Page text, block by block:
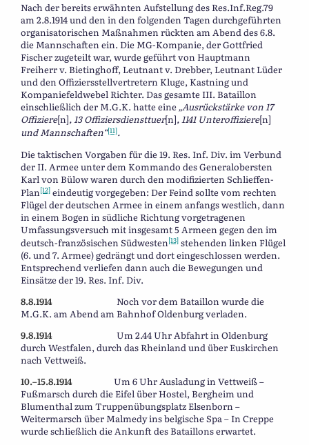
Nach der bereits erwähnten Aufstellung des Res.Inf.Reg.79
am 2.8.1914 und den in den folgenden Tagen durchgeführten
organisatorischen Maßnahmen rückten am Abend des 6.8.
die Mannschaften ein. Die MG-Kompanie, der Gottfried
Fischer zugeteilt war, wurde geführt von Hauptmann
Freiherr v. Bietinghoff, Leutnant v. Drebber, Leutnant Lüder
und den Offiziersstellvertretern Kluge, Kastning und
Kompaniefeldwebel Richter. Das gesamte III. Bataillon
einschließlich der M.G.K. hatte eine„Ausrückstärke von 17
Offiziere[n], 13 Offiziersdiensttuer[n], 1141 Unteroffiziere[n]
und Mannschaften“[11].
Die taktischen Vorgaben für die 19. Res. Inf. Div. im Verbund
der II. Armee unter dem Kommando des Generalobersten
Karl von Bülow waren durch den modifizierten Schlieffen-
Plan[12] eindeutig vorgegeben: Der Feind sollte vom rechten
Flügel der deutschen Armee in einem anfangs westlich, dann
in einem Bogen in südliche Richtung vorgetragenen
Umfassungsversuch mit insgesamt 5 Armeen gegen den im
deutsch-französischen Südwesten[13] stehenden linken Flügel
(6. und 7. Armee) gedrängt und dort eingeschlossen werden.
Entsprechend verliefen dann auch die Bewegungen und
Einsätze der 19. Res. Inf. Div.
8.8.1914 Noch vor dem Bataillon wurde die
M.G.K. am Abend am Bahnhof Oldenburg verladen.
9.8.1914 Um 2.44 Uhr Abfahrt in Oldenburg
durch Westfalen, durch das Rheinland und über Euskirchen
nach Vettweiß.
10.–15.8.1914 Um 6 Uhr Ausladung in Vettweiß –
Fußmarsch durch die Eifel über Hostel, Bergheim und
Blumenthal zum Truppenübungsplatz Elsenborn –
Weitermarsch über Malmedy ins belgische Spa – In Creppe
wurde schließlich die Ankunft des Bataillons erwartet.